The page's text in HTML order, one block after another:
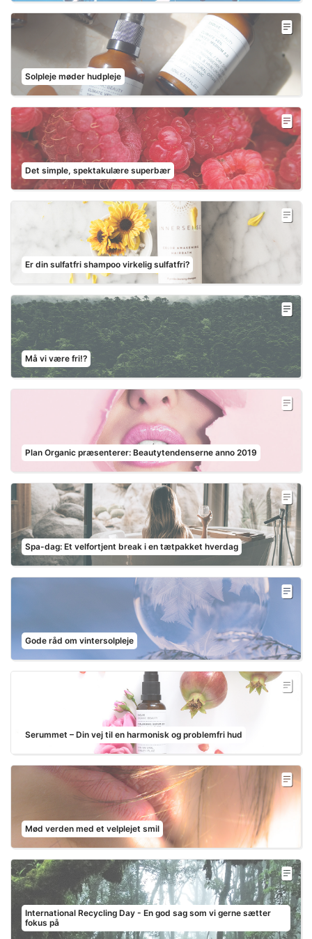
Solpleje møder hudpleje
Det simple, spektakulære superbær
Er din sulfatfri shampoo virkelig sulfatfri?
Må vi være fri!?
Plan Organic præsenterer: Beautytendenserne anno 2019
Spa-dag: Et velfortjent break i en tætpakket hverdag
Gode råd om vintersolpleje
Serummet – Din vej til en harmonisk og problemfri hud
Mød verden med et velplejet smil
International Recycling Day - En god sag som vi gerne sætter
fokus på